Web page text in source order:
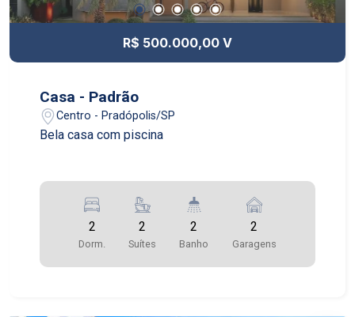
R$ 500.000,00 V
Casa - Padrão
Centro - Pradópolis/SP
Bela casa com piscina
2
Dorm.
2
Suítes
2
Banho
2
Garagens